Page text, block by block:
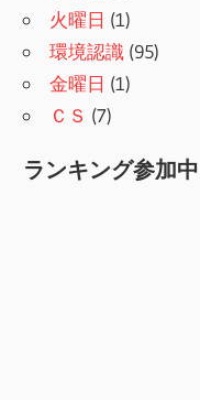
火曜日 (1)
環境認識 (95)
金曜日 (1)
ＣＳ (7)
ランキング参加中